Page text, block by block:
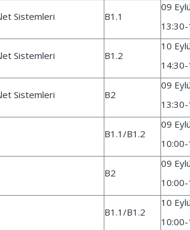
Sistemleri B1.1
09
Sistemleri B1.2
10
Sistemleri B2
09
B1.1/B1.2
09
B2
09
B1.1/B1.2
10